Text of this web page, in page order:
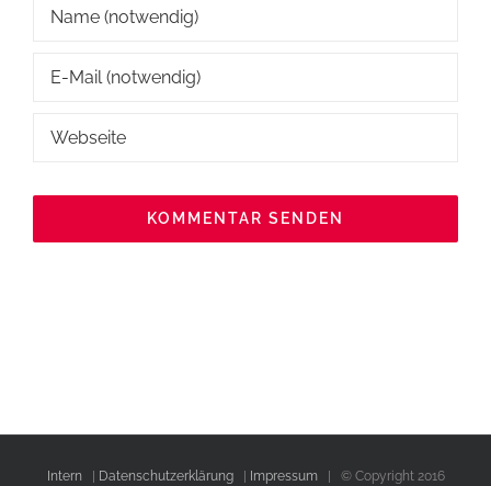
Intern Datenschutzerklärung| Impressum| © Copyright 2016